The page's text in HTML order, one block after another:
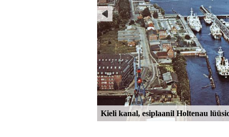
Kieli kanal, esiplaanil Holtenau